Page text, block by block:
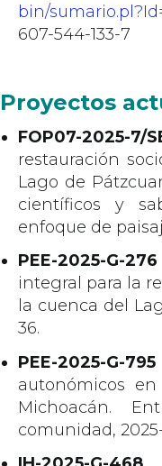
bin/
607-544-133-7
Proyectos
FOP07-2025-7/
restauración
Lago de
científicos y
enfoque de
PEE-2025-G-
integral para la
la cuenca del
36.
PEE-2025-
autonómicos
Michoacán.
comunidad,